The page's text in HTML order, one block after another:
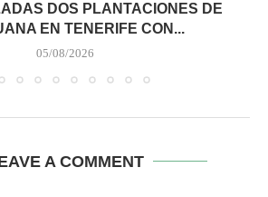
DOS PLANTACIONES DE
EN TENERIFE CON...
05/08/2026
A COMMENT